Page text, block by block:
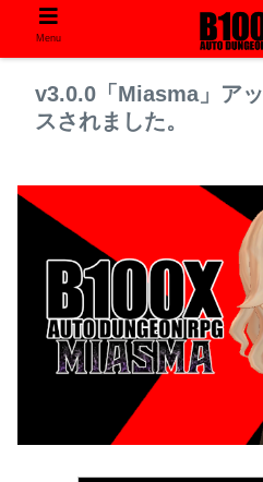
v3.0.0「Miasma」ア
スされました。
Menu